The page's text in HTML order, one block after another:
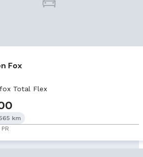
Fox
Total Flex
km